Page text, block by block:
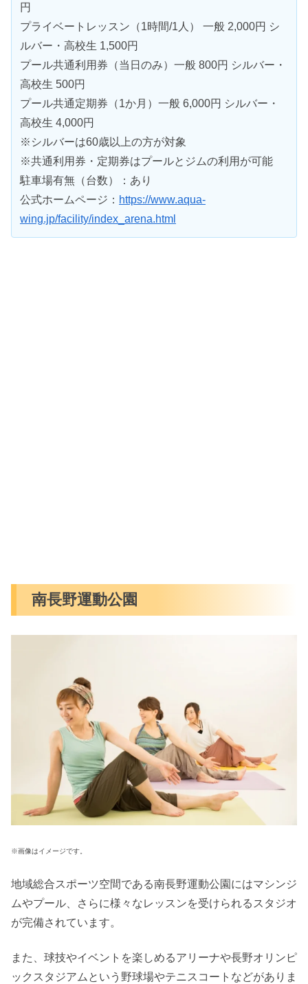
円
プライベートレッスン（1時間/1人） 一般 2,000円 シ
ルバー・高校生 1,500円
プール共通利用券（当日のみ）一般 800円 シルバー・
高校生 500円
プール共通定期券（1か月）一般 6,000円 シルバー・
高校生 4,000円
※シルバーは60歳以上の方が対象
※共通利用券・定期券はプールとジムの利用が可能
駐車場有無（台数）：あり
公式ホームページ： https://www.aqua-
wing.jp/facility/index_arena.html
南長野運動公園
※画像はイメージです。
地域総合スポーツ空間である南長野運動公園にはマシンジ
ムやプール、さらに様々なレッスンを受けられるスタジオ
が完備されています。
また、球技やイベントを楽しめるアリーナや長野オリンピ
ックスタジアムという野球場やテニスコートなどがありま